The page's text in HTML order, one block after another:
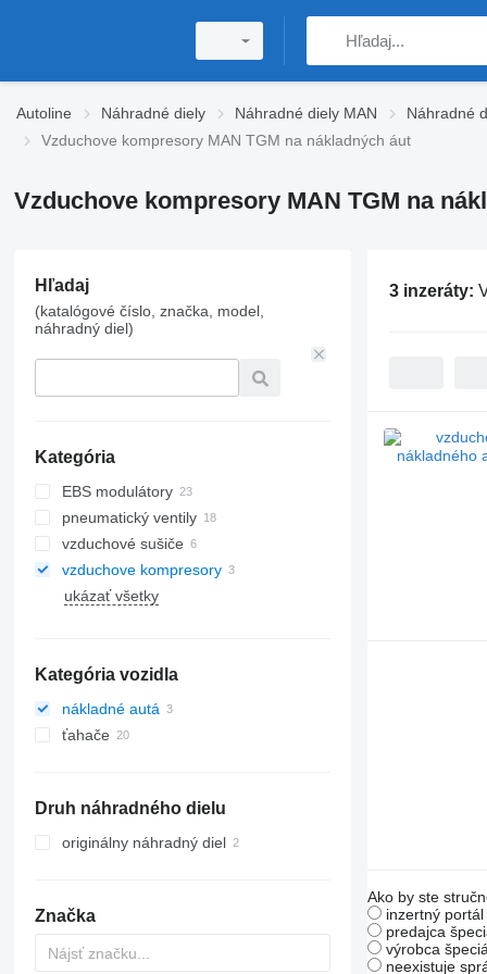
Autoline Náhradné diely Náhradné diely MAN Náhradné
Vzduchove kompresory MAN TGM na nákladných áut
Vzduchove kompresory MAN TGM na
Hľadaj
(katalógové číslo, značka, model,
náhradný diel)
Kategória
EBS modulátory
pneumatický ventily
vzduchové sušiče
vzduchove kompresory
ukázať všetky
Kategória vozidla
nákladné autá
ťahače
Druh náhradného dielu
originálny náhradný diel
Značka
3 inzeráty:
Ako by ste
inzertný
predajca
výrobca
neexistuje